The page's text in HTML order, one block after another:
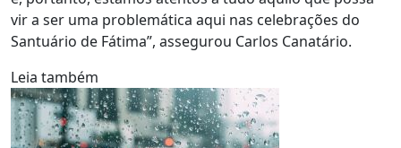
vir a ser uma problemática aqui nas celebrações do
Santuário de Fátima”, assegurou Carlos Canatário.
Leia também